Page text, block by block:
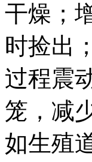
干燥；
时捡出
过程震
笼，减
如生殖